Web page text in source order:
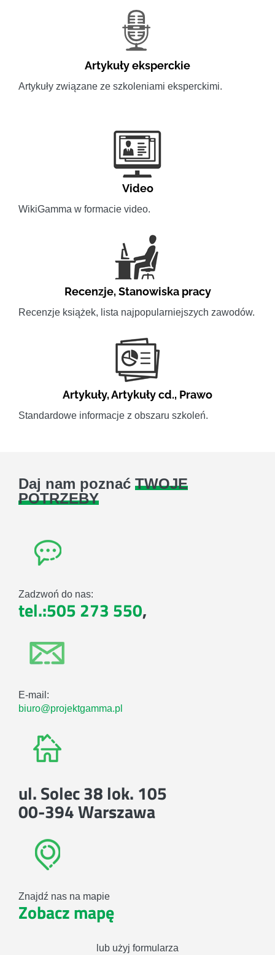
Artykuły eksperckie
Artykuły związane ze szkoleniami eksperckimi.
Video
WikiGamma w formacie video.
Recenzje,Stanowiska pracy
Recenzje książek, lista najpopularniejszych zawodów.
Artykuły,Artykuły cd., Prawo
Standardowe informacje z obszaru szkoleń.
Daj nam poznać TWOJE
POTRZEBY
Zadzwoń do nas:
tel.:505 273 550,
E-mail:
biuro@projektgamma.pl
ul. Solec 38 lok. 105
00-394 Warszawa
Znajdź nas na mapie
Zobacz mapę
lub użyj formularza